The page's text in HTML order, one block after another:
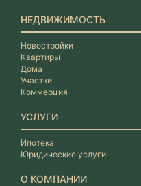
НЕДВИЖИМОСТЬ
Новостройки
Квартиры
Дома
Участки
Коммерция
УСЛУГИ
Ипотека
Юридические услуги
О КОМПАНИИ